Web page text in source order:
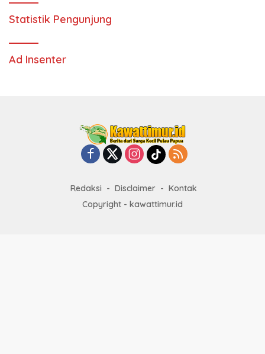
Statistik Pengunjung
Ad Insenter
Redaksi Disclaimer
Kontak
Copyright - kawattimur.id